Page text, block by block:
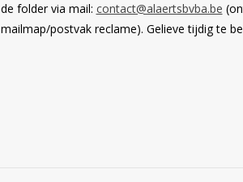
de folder via mail: contact@alaertsbvba.be
mailmap/postvak reclame). Gelieve tijdig te